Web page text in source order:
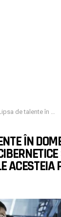
de talente în domeniul securității cibernetice și consecințele acesteia pentru tine?
ÎN
ACESTEIA